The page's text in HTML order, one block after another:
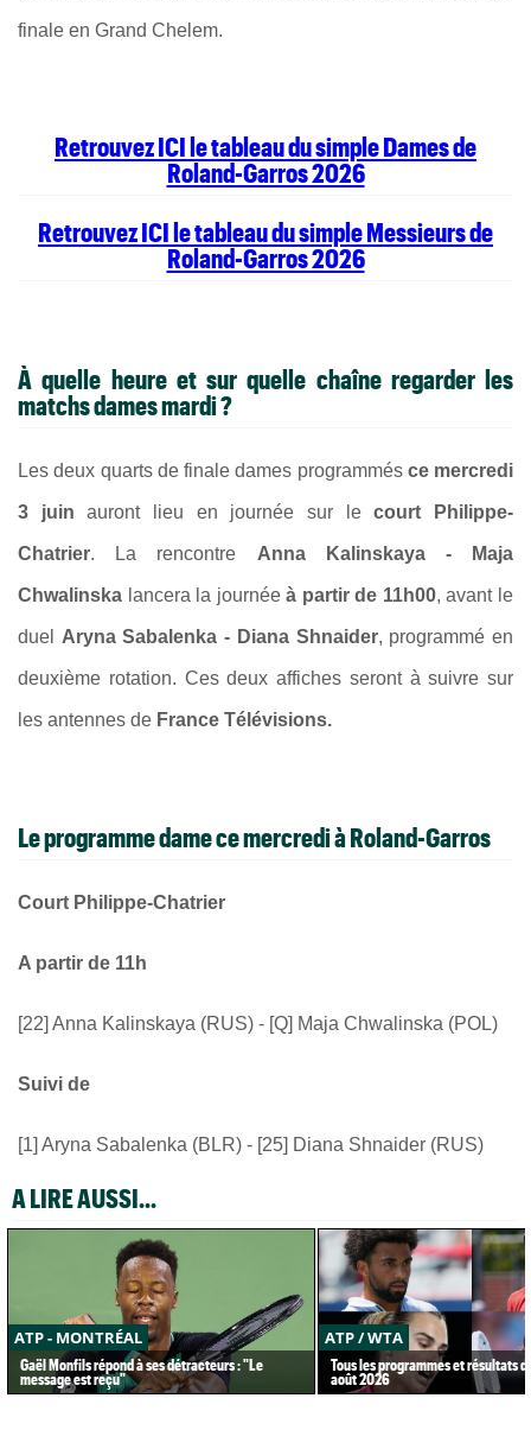
finale en Grand Chelem.
Retrouvez ICI le tableau du simple Dames de
Roland-Garros 2026
Retrouvez ICI le tableau du simple Messieurs de
Roland-Garros 2026
À quelle heure et sur quelle chaîne regarder les
matchs dames mardi ?
Les deux quarts de finale dames programmés ce mercredi
3 juin auront lieu en journée sur lecourt Philippe-
Chatrier. La rencontre Anna Kalinskaya - Maja
Chwalinska lancera la journéeà partir de 11h00, avant le
duel Aryna Sabalenka - Diana Shnaider, programmé en
deuxième rotation. Ces deux affiches seront à suivre sur
les antennes de France Télévisions.
Le programme dame ce mercredi à Roland-Garros
Court Philippe-Chatrier
A partir de 11h
[22] Anna Kalinskaya (RUS) - [Q] Maja Chwalinska (POL)
Suivi de
[1] Aryna Sabalenka (BLR) - [25] Diana Shnaider (RUS)
A LIRE AUSSI...
ATP - MONTRÉAL
Gaël Monfils répond à ses détracteurs : "Le
message est reçu"
ATP / WTA
Tous les programmes et résultats
août 2026